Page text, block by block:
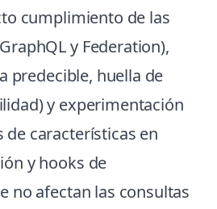
cumplimiento de las
y Federation),
predecible, huella de
y experimentación
de características en
y hooks de
no afectan las consultas